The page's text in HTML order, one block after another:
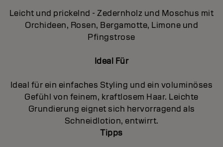
Leicht und prickelnd - Zedernholz und Moschus mit
Orchideen, Rosen, Bergamotte, Limone und
Pfingstrose
Ideal Für
Ideal für ein einfaches Styling und ein voluminöses
Gefühl von feinem, kraftlosem Haar. Leichte
Grundierung eignet sich hervorragend als
Schneidlotion, entwirrt.
Tipps